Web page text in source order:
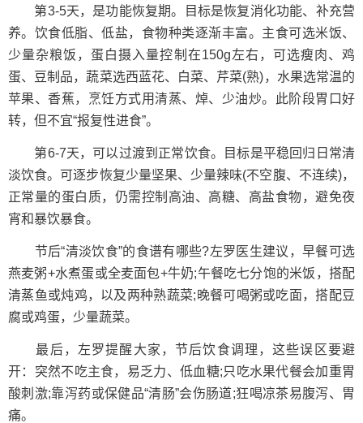
第3-5天，是功能恢复期。目标是恢复消化功能、补充营
养。饮食低脂、低盐，食物种类逐渐丰富。主食可选米饭、
少量杂粮饭，蛋白摄入量控制在150g左右，可选瘦肉、鸡
蛋、豆制品，蔬菜选西蓝花、白菜、芹菜(熟)，水果选常温的
苹果、香蕉，烹饪方式用清蒸、焯、少油炒。此阶段胃口好
转，但不宜“报复性进食”。
第6-7天，可以过渡到正常饮食。目标是平稳回归日常清
淡饮食。可逐步恢复少量坚果、少量辣味(不空腹、不连续)，
正常量的蛋白质，仍需控制高油、高糖、高盐食物，避免夜
宵和暴饮暴食。
节后“清淡饮食”的食谱有哪些?左罗医生建议，早餐可选
燕麦粥+水煮蛋或全麦面包+牛奶;午餐吃七分饱的米饭，搭配
清蒸鱼或炖鸡，以及两种熟蔬菜;晚餐可喝粥或吃面，搭配豆
腐或鸡蛋，少量蔬菜。
最后，左罗提醒大家，节后饮食调理，这些误区要避
开：突然不吃主食，易乏力、低血糖;只吃水果代餐会加重胃
酸刺激;靠泻药或保健品“清肠”会伤肠道;狂喝凉茶易腹泻、胃
痛。